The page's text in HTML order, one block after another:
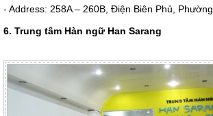
- Address: 258A – 260B, Điện Biên Phủ,
6. Trung tâm Hàn ngữ Han Sarang